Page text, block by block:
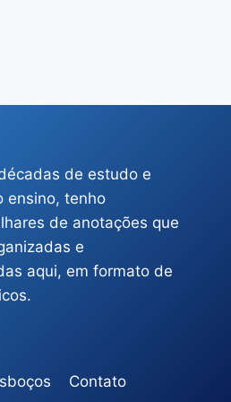
de estudo e
ensino, tenho
de anotações que
e
aqui, em formato de
Contato